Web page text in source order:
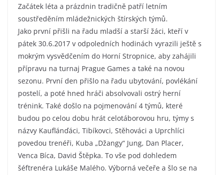
Začátek léta a prázdnin tradičně patří letním
soustředěním mládežnických štírských týmů.
Jako první přišli na řadu mladší a starší žáci, kteří v
pátek 30.6.2017 v odpoledních hodinách vyrazili ještě s
mokrým vysvědčením do Horní Stropnice, aby zahájili
přípravu na turnaj Prague Games a také na novou
sezonu. První den přišlo na řadu ubytování, povlékání
postelí, a poté hned hráči absolvovali ostrý herní
trénink. Také došlo na pojmenování 4 týmů, které
budou po celou dobu hrát celotáborovou hru, týmy s
názvy Kauflánďáci, Tibíkovci, Stěhováci a Uprchlíci
povedou trenéři, Kuba „Džangy“ Jung, Dan Placer,
Venca Bíca, David Štěpka. To vše pod dohledem
šéftrenéra Lukáše Malého. Výborná večeře a šlo se na